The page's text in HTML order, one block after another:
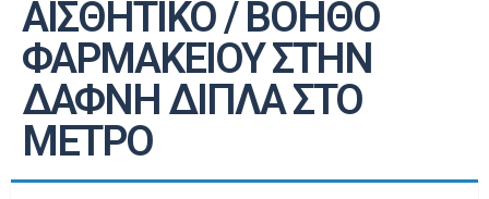
ΑΙΣΘΗΤΙΚΟ / ΒΟΗΘΟ
ΦΑΡΜΑΚΕΙΟΥ ΣΤΗΝ
ΔΑΦΝΗ ΔΙΠΛΑ ΣΤΟ
ΜΕΤΡΟ